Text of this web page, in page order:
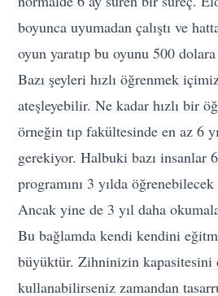
boyunca uyumadan çalıştı ve
oyun yaratıp bu oyunu 500 dolara
Bazı şeyleri hızlı öğrenmek
ateşleyebilir. Ne kadar hızlı bir
örneğin tıp fakültesinde en az 6
gerekiyor. Halbuki bazı insanlar
programını 3 yılda
Ancak yine de 3 yıl daha
Bu bağlamda kendi kendini
büyüktür. Zihninizin kapasitesini
kullanabilirseniz zamandan